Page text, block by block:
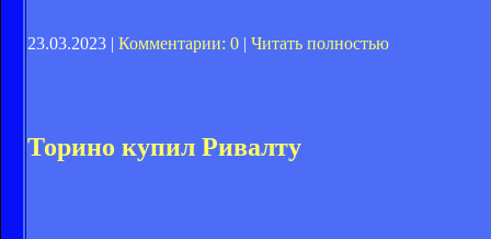
23.03.2023 | Комментарии: 0 | Читать полностью
Торино купил Ривалту